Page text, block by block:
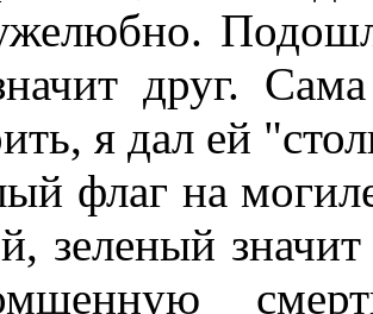
друг.
я дал ей
флаг на
зеленый